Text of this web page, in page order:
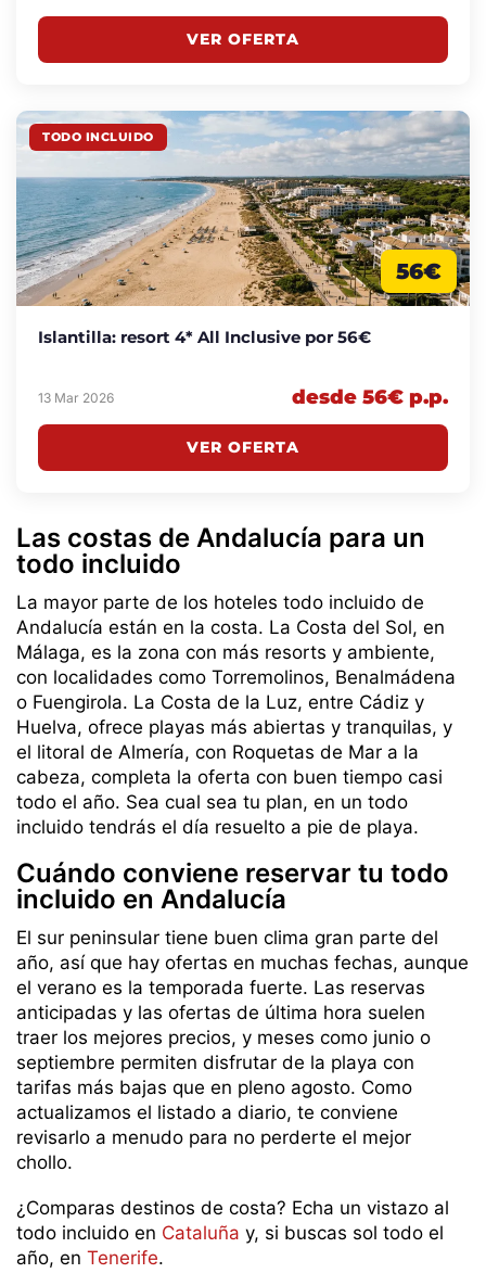
VER OFERTA
TODO INCLUIDO
56€
Islantilla: resort 4* All Inclusive por 56€
13 Mar 2026 desde 56€ p.p.
VER OFERTA
Las costas de Andalucía para un
todo incluido
La mayor parte de los hoteles todo incluido de
Andalucía están en la costa. La Costa del Sol, en
Málaga, es la zona con más resorts y ambiente,
con localidades como Torremolinos, Benalmádena
o Fuengirola. La Costa de la Luz, entre Cádiz y
Huelva, ofrece playas más abiertas y tranquilas, y
el litoral de Almería, con Roquetas de Mar a la
cabeza, completa la oferta con buen tiempo casi
todo el año. Sea cual sea tu plan, en un todo
incluido tendrás el día resuelto a pie de playa.
Cuándo conviene reservar tu todo
incluido en Andalucía
El sur peninsular tiene buen clima gran parte del
año, así que hay ofertas en muchas fechas, aunque
el verano es la temporada fuerte. Las reservas
anticipadas y las ofertas de última hora suelen
traer los mejores precios, y meses como junio o
septiembre permiten disfrutar de la playa con
tarifas más bajas que en pleno agosto. Como
actualizamos el listado a diario, te conviene
revisarlo a menudo para no perderte el mejor
chollo.
¿Comparas destinos de costa? Echa un vistazo al
todo incluido en Cataluña y, si buscas sol todo el
año, en Tenerife.